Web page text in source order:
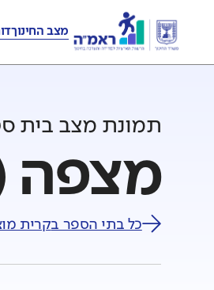
מצב החינוך
תמונת מצב בית
מצפה
כל בתי הספר בקרית